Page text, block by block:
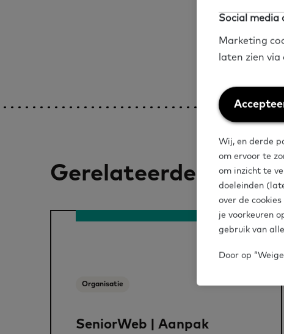
Gerelateerde
Organisatie
SeniorWeb | Aanpak
Social media
Marketing
laten zien
Weiger
cookies
Wij, en derde
om ervoor te
om inzicht te
doeleinden
over de
je voorkeuren
gebruik van
Door op